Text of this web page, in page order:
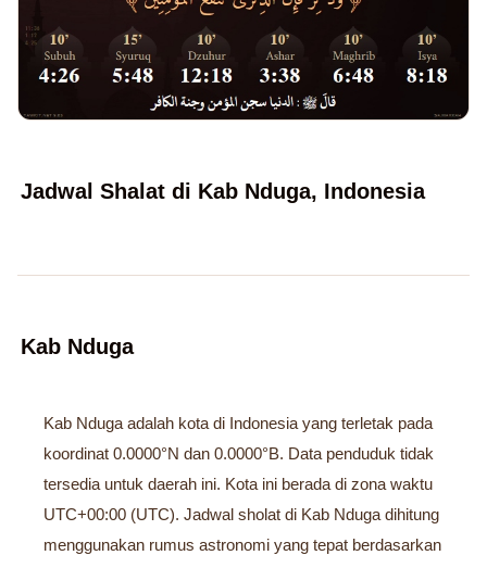
Jadwal Shalat di Kab Nduga, Indonesia
Kab Nduga
Kab Nduga adalah kota di Indonesia yang terletak pada
koordinat 0.0000°N dan 0.0000°B. Data penduduk tidak
tersedia untuk daerah ini. Kota ini berada di zona waktu
UTC+00:00 (UTC). Jadwal sholat di Kab Nduga dihitung
menggunakan rumus astronomi yang tepat berdasarkan